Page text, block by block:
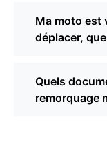
Ma moto est
déplacer,
Quels
remorquage